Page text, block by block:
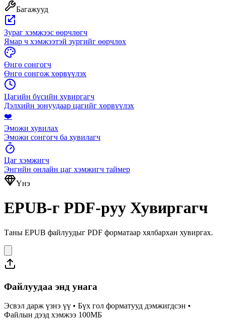
Багажууд
Зураг хэмжээс өөрчлөгч
Ямар ч хэмжээтэй зургийг өөрчлөх
Өнгө сонгогч
Өнгө сонгож хөрвүүлэх
Цагийн бүсийн хувиргагч
Дэлхийн зонуудаар цагийг хөрвүүлэх
❤️
Эможи хувилах
Эможи сонгогч ба хувилагч
Цаг хэмжигч
Энгийн онлайн цаг хэмжигч таймер
Үнэ
EPUB-г PDF-руу Хувиргагч
Таны EPUB файлуудыг PDF форматаар хялбархан хувиргах.
Файлуудаа энд унага
Эсвэл дарж үзнэ үү • Бүх гол форматууд дэмжигдсэн •
Файлын дээд хэмжээ 100МБ